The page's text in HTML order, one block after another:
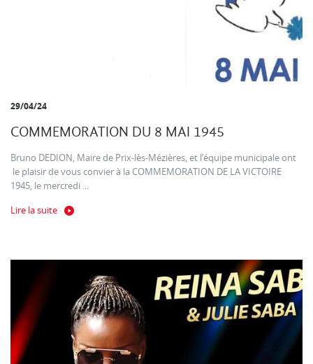
29/04/24
COMMEMORATION DU 8 MAI 1945
Bruno DEDION, Maire de Prix-lès-Mézières, et l’équipe municipale ont
le plaisir de vous convier à la COMMEMORATION DE LA VICTOIRE
1945, le mercredi ...
Lire la suite